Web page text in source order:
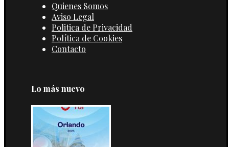
Quienes Somos
Aviso Legal
Politica de Privacidad
Política de Cookies
Contacto
Lo más nuevo